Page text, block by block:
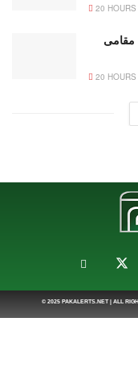
مقامی
© 2025 PAKALERTS.NET| ALL